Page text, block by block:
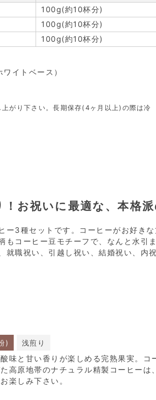
100g(約10杯分)
100g(約10杯分)
100g(約10杯分)
イトベース）
がり下さい。長期保存(4ヶ月以上)の際は冷
お祝いに最適な、本格
ー3種セットです。コーヒーがお好き
もコーヒー豆モチーフで、なんと水
職祝い、引越し祝い、結婚祝い、内
) 浅煎り
味と甘い香りが楽しめる完熟果実。
高原地帯のナチュラル精製コーヒー
楽しみ下さい。